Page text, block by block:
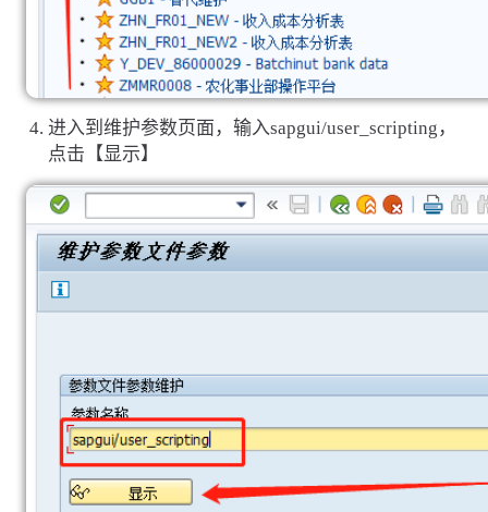
进入到维护参数页面，输入sapgui/user_scripting，
点击【显示】